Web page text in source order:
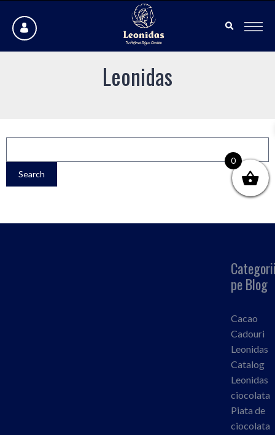
Leonidas
pe Blog
Cacao
Cadouri
Leonidas
Catalog
Leonidas
ciocolata
Piata de
ciocolata
0